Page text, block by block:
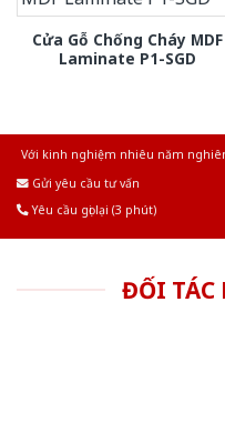
Cửa Gỗ Chống Cháy MDF
Laminate P1-SGD
Với kinh nghiệm nhiêu năm
Gửi yêu cầu tư vấn
Yêu cầu gọi lại (3 phút)
ĐỐI TÁC